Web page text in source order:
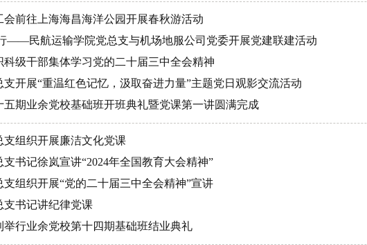
会前往上海海昌海洋公园开展春秋游活动
——民航运输学院党总支与机场地服公司党委开展党建联建活动
科级干部集体学习党的二十届三中全会精神
开展“重温红色记忆，汲取奋进力量”主题党日观影交流活动
五期业余党校基础班开班典礼暨党课第一讲圆满完成
支组织开展廉洁文化党课
书记徐岚宣讲“2024年全国教育大会精神”
组织开展“党的二十届三中全会精神”宣讲
支书记讲纪律党课
举行业余党校第十四期基础班结业典礼